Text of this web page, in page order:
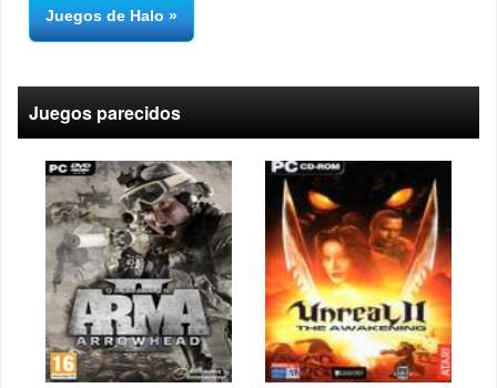
Juegos de Halo
Juegos parecidos